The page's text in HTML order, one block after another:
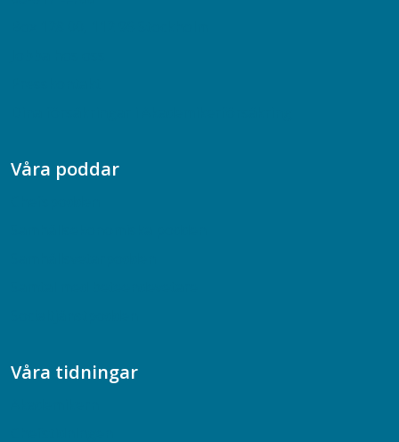
Våra poddar
Våra tidningar